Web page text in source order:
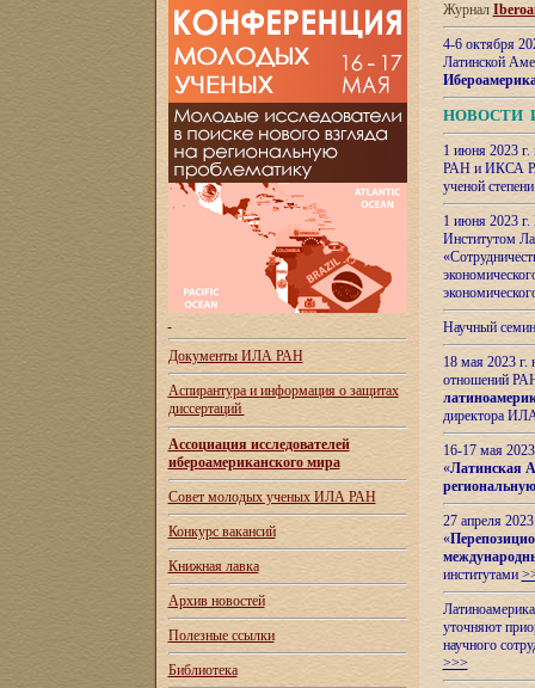
Документы ИЛА РАН
Аспирантура и информация о защитах
диссертаций
Ассоциация исследователей
ибероамериканского мира
Совет молодых ученых ИЛА РАН
Конкурс вакансий
Книжная лавка
Архив новостей
Полезные ссылки
Библиотека
Журнал
4-6 октября
Латинской
НОВОСТИ
1 июня 2023
РАН и ИКСА
ученой
1 июня 2023
Институтом
Научный
18 мая 2023
отношений
директора
16-17 мая
«Латинская
27 апреля
«
институтами
уточняют
научного
>>>